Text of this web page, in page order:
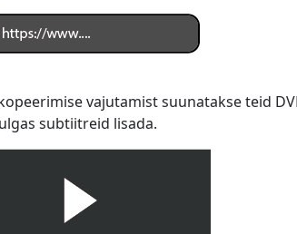
vajutamist suunatakse teid
subtiitreid lisada.